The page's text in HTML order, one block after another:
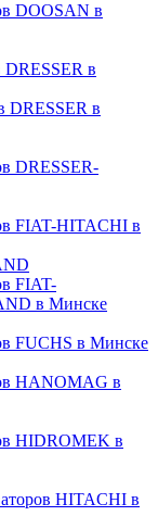
DOOSAN в
DRESSER в
DRESSER в
DRESSER-
FIAT-HITACHI в
FIAT-
в Минске
FUCHS в Минске
HANOMAG в
HIDROMEK в
HITACHI в